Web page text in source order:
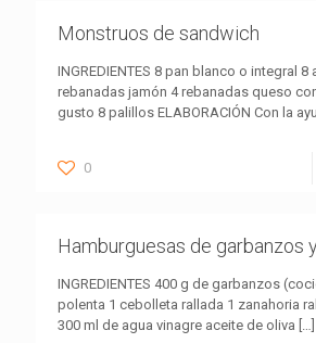
Monstruos de sandwich
INGREDIENTES 8 pan blanco o integral 8
rebanadas jamón 4 rebanadas queso
gusto 8 palillos ELABORACIÓN Con la
0
Hamburguesas de garbanzos
INGREDIENTES 400 g de garbanzos
polenta 1 cebolleta rallada 1 zanahoria
300 ml de agua vinagre aceite de oliva […]